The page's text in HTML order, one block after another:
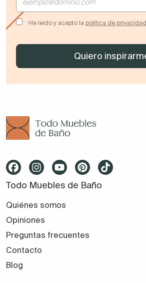
He leído y acepto la política de privacidad
Todo Muebles de Baño
Quiénes somos
Opiniones
Preguntas frecuentes
Contacto
Blog